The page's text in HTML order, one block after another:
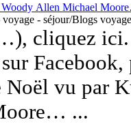
Woody Allen Michael
- séjour/Blogs
cliquez
Noël vu par
...